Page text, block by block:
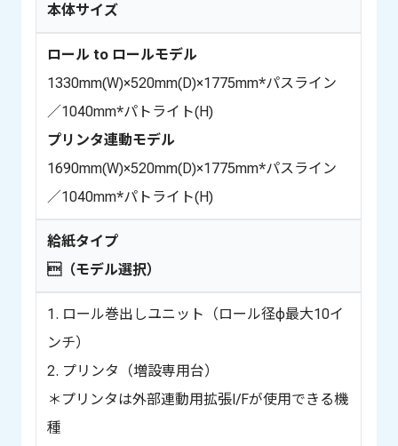
本体サイズ
ロール to ロールモデル
1330mm(W)×520mm(D)×1775mm*パスライン
／1040mm*パトライト(H)
プリンタ連動モデル
1690mm(W)×520mm(D)×1775mm*パスライン
／1040mm*パトライト(H)
給紙タイプ
（モデル選択）
1. ロール巻出しユニット（ロール径φ最大10イ
ンチ）
2. プリンタ（増設専用台）
＊プリンタは外部連動用拡張I/Fが使用できる機
種